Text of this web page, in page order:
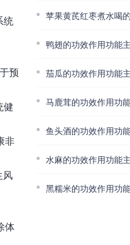
统
预
健
非
风
体